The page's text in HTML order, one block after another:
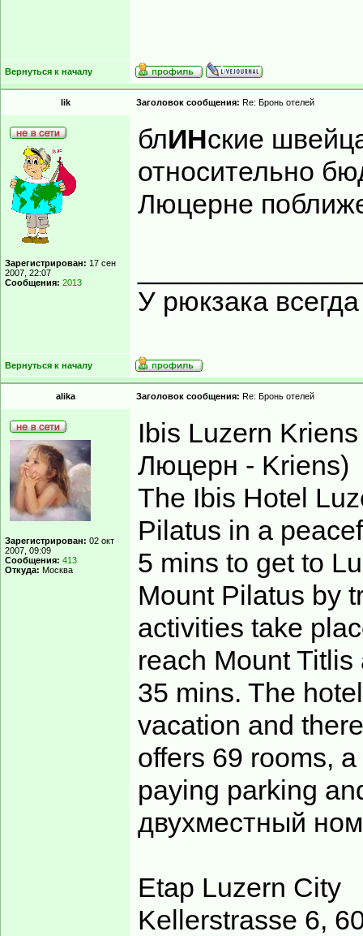
Вернуться к началу
lik Заголовок сообщения: Re: Бронь отелей
Зарегистрирован: 17 сен
2007, 22:07
Сообщения: 2013
блИНские
относительно
Люцерне
У рюкзака
Вернуться к началу
alika Заголовок сообщения: Re: Бронь отелей
Зарегистрирован: 02 окт
2007, 09:09
Сообщения: 413
Откуда: Москва
Ibis Luzern
Люцерн - Kriens)
The Ibis Hotel
Pilatus in a
5 mins to get to
Mount Pilatus by
activities take
reach Mount
35 mins. The
vacation and
offers 69 rooms,
paying parking
двухместный
Etap Luzern City
Kellerstrasse 6,